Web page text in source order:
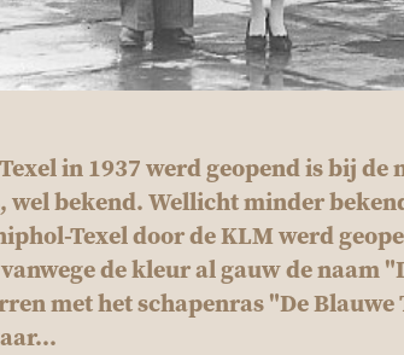
in 1937 werd geopend is bij de
wel bekend. Wellicht minder
Texel door de KLM werd
de kleur al gauw de naam
met het schapenras "De Blauwe